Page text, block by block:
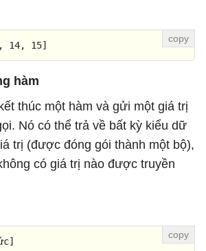
, 14, 15]
hàm
thúc một hàm và gửi một giá trị
Nó có thể trả về bất kỳ kiểu dữ
trị (được đóng gói thành một bộ),
có giá trị nào được truyền